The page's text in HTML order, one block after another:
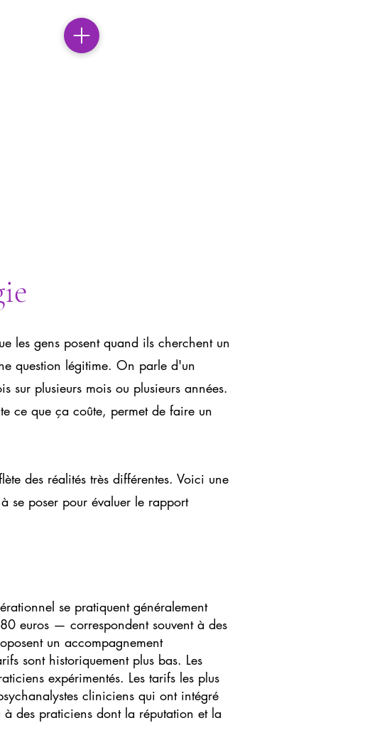
les gens posent quand ils cherchent un
question légitime. On parle d'un
sur plusieurs mois ou plusieurs années.
ce que ça coûte, permet de faire un
des réalités très différentes. Voici une
se poser pour évaluer le rapport
se pratiquent généralement
euros — correspondent souvent à des
un accompagnement
sont historiquement plus bas. Les
expérimentés. Les tarifs les plus
cliniciens qui ont intégré
des praticiens dont la réputation et la